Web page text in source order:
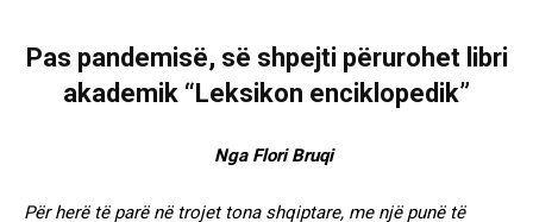
Pas pandemisë, së shpejti përurohet libri
akademik “Leksikon enciklopedik”
Nga Flori Bruqi
Për herë të parë në trojet tona shqiptare, me një punë të